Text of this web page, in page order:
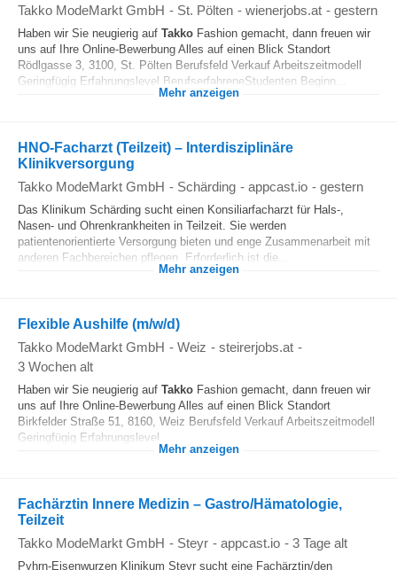
Takko ModeMarkt GmbH - St. Pölten - wienerjobs.at - gestern
Haben wir Sie neugierig auf Takko Fashion gemacht, dann freuen wir
uns auf Ihre Online-Bewerbung Alles auf einen Blick Standort
Rödlgasse 3, 3100, St. Pölten Berufsfeld Verkauf Arbeitszeitmodell
Geringfügig Erfahrungslevel BerufserfahreneStudenten Beginn...
Mehr anzeigen
HNO-Facharzt (Teilzeit) – Interdisziplinäre
Klinikversorgung
Takko ModeMarkt GmbH - Schärding - appcast.io - gestern
Das Klinikum Schärding sucht einen Konsiliarfacharzt für Hals-,
Nasen- und Ohrenkrankheiten in Teilzeit. Sie werden
patientenorientierte Versorgung bieten und enge Zusammenarbeit mit
anderen Fachbereichen pflegen. Erforderlich ist die...
Mehr anzeigen
Flexible Aushilfe (m/w/d)
Takko ModeMarkt GmbH - Weiz - steirerjobs.at -
3 Wochen alt
Haben wir Sie neugierig auf Takko Fashion gemacht, dann freuen wir
uns auf Ihre Online-Bewerbung Alles auf einen Blick Standort
Birkfelder Straße 51, 8160, Weiz Berufsfeld Verkauf Arbeitszeitmodell
Geringfügig Erfahrungslevel...
Mehr anzeigen
Fachärztin Innere Medizin – Gastro/Hämatologie,
Teilzeit
Takko ModeMarkt GmbH - Steyr - appcast.io - 3 Tage alt
Pyhrn-Eisenwurzen Klinikum Steyr sucht eine Fachärztin/den